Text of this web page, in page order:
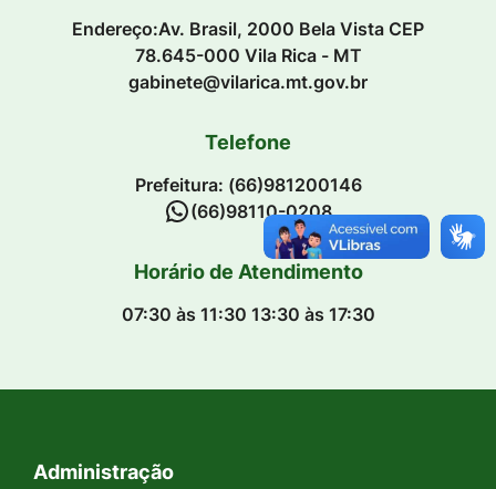
Endereço:Av. Brasil, 2000 Bela Vista CEP
78.645-000 Vila Rica - MT
gabinete@vilarica.mt.gov.br
Telefone
Prefeitura: (66)981200146
(66)98110-0208
Horário de Atendimento
07:30 às 11:30 13:30 às 17:30
Seção do Rodapé e Contato
Administração